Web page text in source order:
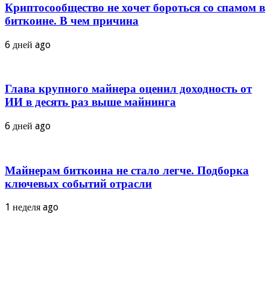
Криптосообщество не хочет бороться со спамом в
биткоине. В чем причина
6 дней ago
Глава крупного майнера оценил доходность от
ИИ в десять раз выше майнинга
6 дней ago
Майнерам биткоина не стало легче. Подборка
ключевых событий отрасли
1 неделя ago